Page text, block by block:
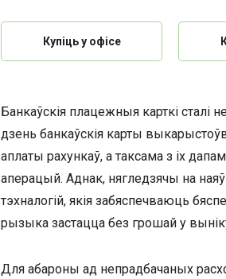
Купіць у офісе
Банкаўскія плацежныя карткі
дзень банкаўскія карты
аплаты рахункаў, а таксама з іх
аперацый. Аднак, нягледзячы на
тэхналогій, якія забяспечваюць
рызыка застацца без грошай у
Для абароны ад непрадбачаных